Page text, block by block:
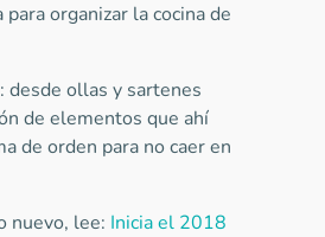
organizar la cocina de
ollas y sartenes
de elementos que ahí
de orden para no caer en
nuevo, lee: Inicia el 2018